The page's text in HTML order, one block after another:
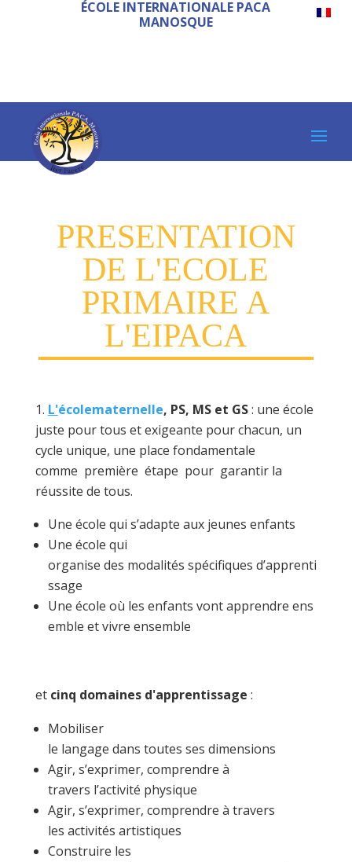
ÉCOLE INTERNATIONALE PACA
MANOSQUE
PRESENTATION
DE L'ECOLE
PRIMAIRE A
L'EIPACA
L'écolematernelle, PS, MS et GS: une école
juste pour tous et exigeante pour chacun, un
cycle unique, une place fondamentale
comme première étape pour garantir la
réussite de tous.
Une école qui s’adapte aux jeunes enfants
Une école qui
organise des modalités spécifiques d’apprenti
ssage
Une école où les enfants vont apprendre ens
emble et vivre ensemble
et cinq domaines d'apprentissage :
Mobiliser
le langage dans toutes ses dimensions
Agir, s’exprimer, comprendre à
travers l’activité physique
Agir, s’exprimer, comprendre à travers
les activités artistiques
Construire les